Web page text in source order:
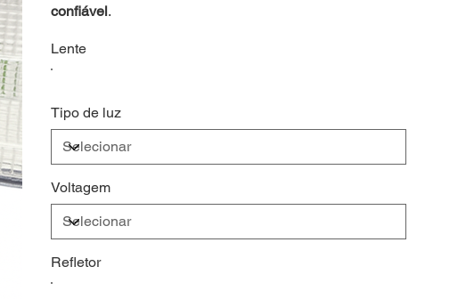
confiável.
Lente
Tipo de luz
Voltagem
Refletor